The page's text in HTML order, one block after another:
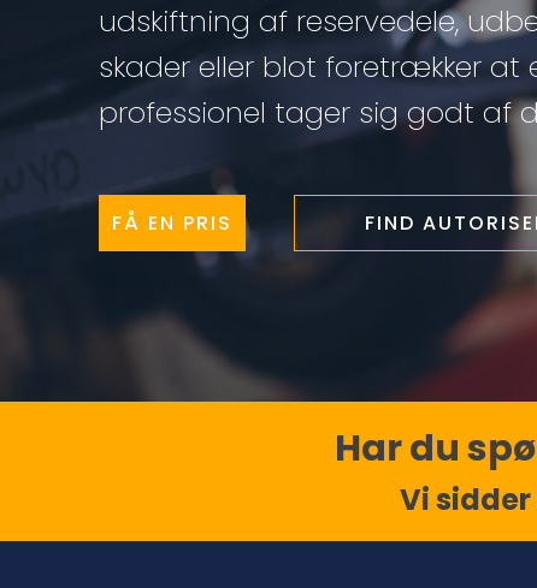
udskiftning af reservedele,
skader eller blot foretrækker at
professionel tager sig godt af
FÅ EN PRIS FIND
Har du
Vi